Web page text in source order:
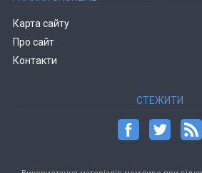
Карта сайту
Про сайт
Контакти
СТЕЖИТИ